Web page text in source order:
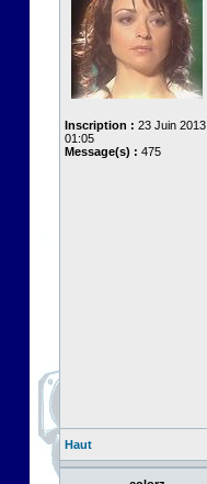
Inscription : 23 Juin 2013,
01:05
Message(s) : 475
Haut